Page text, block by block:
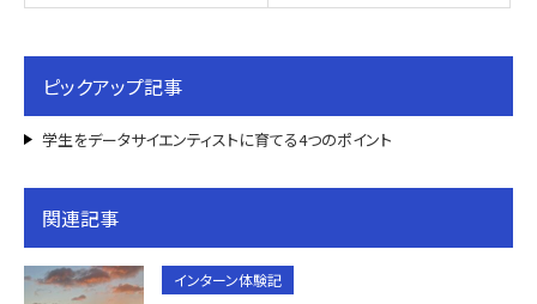
ピックアップ記事
学生をデータサイエンティストに育てる4つのポイント
関連記事
インターン体験記